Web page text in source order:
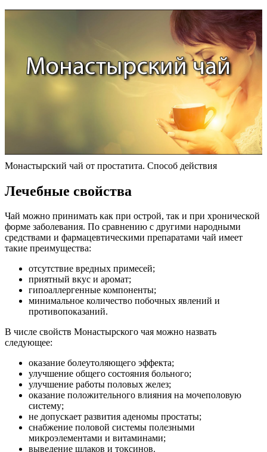
Монастырский чай от простатита. Способ действия
Лечебные свойства
Чай можно принимать как при острой, так и при хронической
форме заболевания. По сравнению с другими народными
средствами и фармацевтическими препаратами чай имеет
такие преимущества:
отсутствие вредных примесей;
приятный вкус и аромат;
гипоаллергенные компоненты;
минимальное количество побочных явлений и
противопоказаний.
В числе свойств Монастырского чая можно назвать
следующее:
оказание болеутоляющего эффекта;
улучшение общего состояния больного;
улучшение работы половых желез;
оказание положительного влияния на мочеполовую
систему;
не допускает развития аденомы простаты;
снабжение половой системы полезными
микроэлементами и витаминами;
выведение шлаков и токсинов.